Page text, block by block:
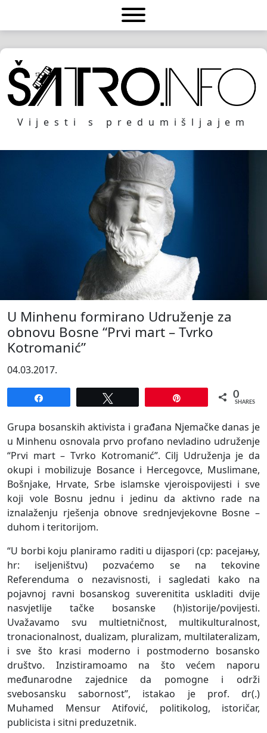
Vijesti s predumišljajem
U Minhenu formirano Udruženje za
obnovu Bosne “Prvi mart – Tvrko
Kotromanić”
04.03.2017.
0
SHARES
Grupa bosanskih aktivista i građana Njemačke danas je
u Minhenu osnovala prvo profano nevladino udruženje
“Prvi mart – Tvrko Kotromanić”. Cilj Udruženja je da
okupi i mobilizuje Bosance i Hercegovce, Muslimane,
Bošnjake, Hrvate, Srbe islamske vjeroispovijesti i sve
koji vole Bosnu jednu i jedinu da aktivno rade na
iznalaženju rješenja obnove srednjevjekovne Bosne –
duhom i teritorijom.
“U borbi koju planiramo raditi u dijaspori (ср: расејању,
hr: iseljeništvu) pozvaćemo se na tekovine
Referenduma o nezavisnosti, i sagledati kako na
pojavnoj ravni bosanskog suverenitita uskladiti dvije
nasvjetlije tačke bosanske (h)istorije/povijesti.
Uvažavamo svu multietničnost, multikulturalnost,
tronacionalnost, dualizam, pluralizam, multilateralizam,
i sve što krasi moderno i postmoderno bosansko
društvo. Inzistiramoamo na što većem naporu
međunarodne zajednice da pomogne i održi
svebosansku sabornost”, istakao je prof. dr(.)
Muhamed Mensur Atifović, politikolog, istoričar,
publicista i sitni preduzetnik.